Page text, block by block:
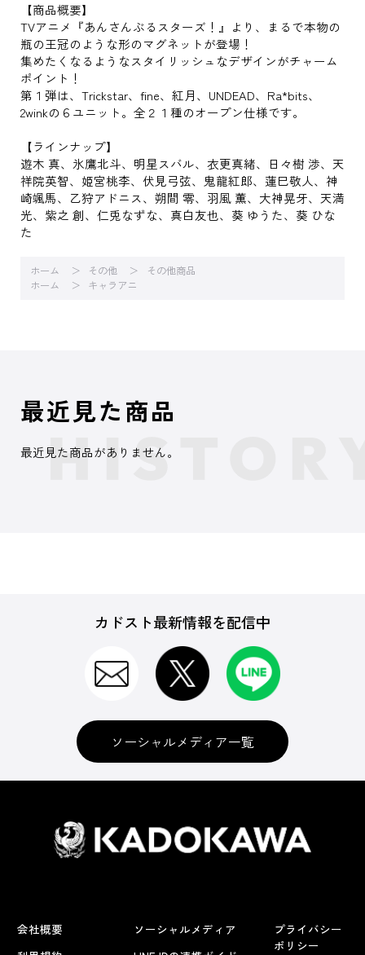
【商品概要】
TVアニメ『あんさんぶるスターズ！』より、まるで本物の
瓶の王冠のような形のマグネットが登場！
集めたくなるようなスタイリッシュなデザインがチャーム
ポイント！
第１弾は、Trickstar、fine、紅月、UNDEAD、Ra*bits、
2winkの６ユニット。全２１種のオープン仕様です。
【ラインナップ】
遊木 真、氷鷹北斗、明星スバル、衣更真緒、日々樹 渉、天
祥院英智、姫宮桃李、伏見弓弦、鬼龍紅郎、蓮巳敬人、神
崎颯馬、乙狩アドニス、朔間 零、羽風 薫、大神晃牙、天満
光、紫之 創、仁兎なずな、真白友也、葵 ゆうた、葵 ひな
た
ホーム その他
その他商品
ホーム
キャラアニ
最近見た商品
最近見た商品がありません。
カドスト最新情報を配信中
ソーシャルメディア一覧
会社概要
ソーシャルメディア
プライバシー
ポリシー